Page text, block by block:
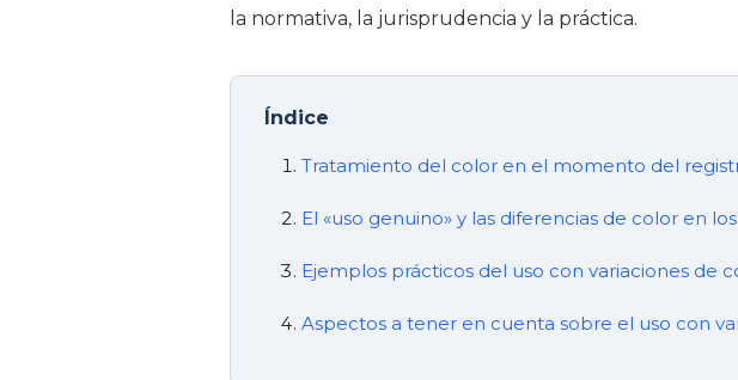
la normativa, la jurisprudencia y la práctica.
Índice
Tratamiento del color en el momento del
El «uso genuino» y las diferencias de color en
Ejemplos prácticos del uso con variaciones de
Aspectos a tener en cuenta sobre el uso con